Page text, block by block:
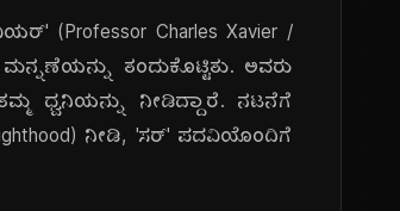
(Professor Charles Xavier /
ತಂದುಕೊಟ್ಟಿತು. ಅವರು
ಧ್ವನಿಯನ್ನು ನೀಡಿದ್ದಾರೆ. ನಟನೆಗೆ
ನೀಡಿ, 'ಸರ್' ಪದವಿಯೊಂದಿಗೆ